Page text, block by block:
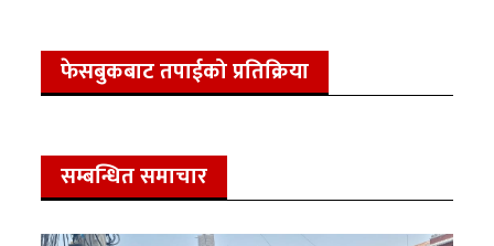
फेसबुकबाट तपाईको प्रतिक्रिया
सम्बन्धित समाचार